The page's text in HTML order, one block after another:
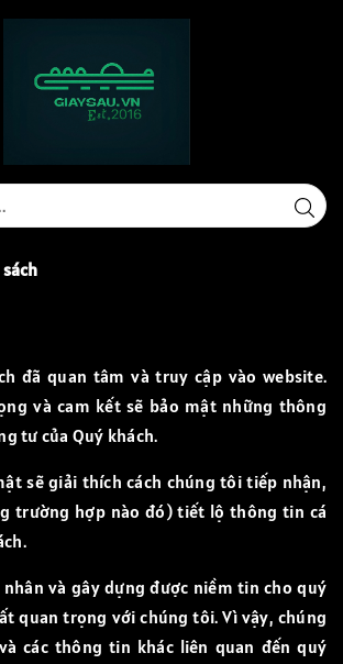
đã quan tâm và truy cập vào website.
và cam kết sẽ bảo mật những thông
tư của Quý khách.
sẽ giải thích cách chúng tôi tiếp nhận,
trường hợp nào đó) tiết lộ thông tin cá
nhân và gây dựng được niềm tin cho quý
quan trọng với chúng tôi. Vì vậy, chúng
các thông tin khác liên quan đến quý